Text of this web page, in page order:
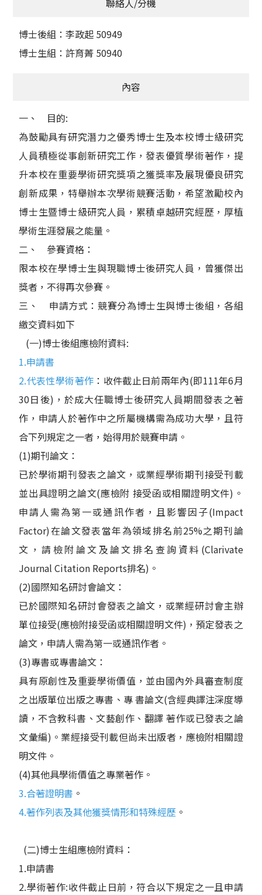
聯絡人/分機
博士後組：李政起 50949
博士生組：許育菁 50940
內容
一、 目的:
為鼓勵具有研究潛力之優秀博士生及本校博士級研究
人員積極從事創新研究工作，發表優質學術著作，提
升本校在重要學術研究獎項之獲獎率及展現優良研究
創新成果，特舉辦本次學術競賽活動，希望激勵校內
博士生暨博士級研究人員，累積卓越研究經歷，厚植
學術生涯發展之能量。
二、 參賽資格：
限本校在學博士生與現職博士後研究人員，曾獲傑出
獎者，不得再次參賽。
三、 申請方式：競賽分為博士生與博士後組，各組
繳交資料如下
(一)博士後組應檢附資料:
1.申請書
2.代表性學術著作 ：收件截止日前兩年內(即111年6月
30日後)，於成大任職博士後研究人員期間發表之著
作，申請人於著作中之所屬機構需為成功大學，且符
合下列規定之一者，始得用於競賽申請。
(1)期刊論文：
已於學術期刊發表之論文，或業經學術期刊接受刊載
並出具證明之論文(應檢附 接受函或相關證明文件)。
申請人需為第一或通訊作者，且影響因子(Impact
Factor)在論文發表當年為領域排名前25%之期刊論
文，請檢附論文及論文排名查詢資料(Clarivate
Journal Citation Reports排名)。
(2)國際知名研討會論文：
已於國際知名研討會發表之論文，或業經研討會主辦
單位接受(應檢附接受函或相關證明文件)，預定發表之
論文，申請人需為第一或通訊作者。
(3)專書或專書論文：
具有原創性及重要學術價值，並由國內外具審查制度
之出版單位出版之專書、專 書論文(含經典譯注深度導
讀，不含教科書、文藝創作、翻譯 著作或已發表之論
文彙編)。業經接受刊載但尚未出版者，應檢附相關證
明文件。
(4)其他具學術價值之專業著作。
3.合著證明書 。
4.著作列表及其他獲獎情形和特殊經歷 。
(二)博士生組應檢附資料：
1.申請書
2.學術著作:收件截止日前，符合以下規定之一且申請